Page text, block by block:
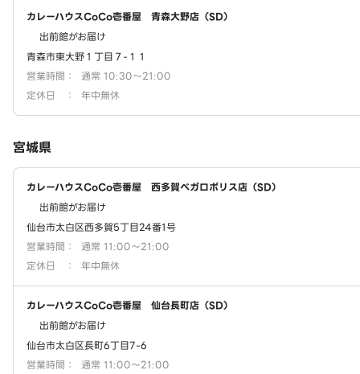
カレーハウスCoCo壱番屋 青森大野店（SD）
出前館がお届け
青森市東大野１丁目７-１１
営業時間 ：
通常 10:30～21:00
定休日
： 年中無休
宮城県
カレーハウスCoCo壱番屋 西多賀ベガロポリス店（SD）
出前館がお届け
仙台市太白区西多賀5丁目24番1号
営業時間 ：
通常 11:00～21:00
定休日
： 年中無休
カレーハウスCoCo壱番屋 仙台長町店（SD）
出前館がお届け
仙台市太白区長町6丁目7-6
営業時間 ：
通常 11:00～21:00